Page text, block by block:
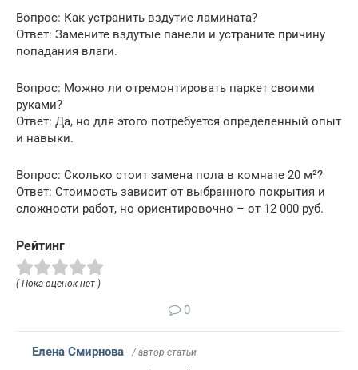
Вопрос: Как устранить вздутие ламината?
Ответ: Замените вздутые панели и устраните причину
попадания влаги.
Вопрос: Можно ли отремонтировать паркет своими
руками?
Ответ: Да, но для этого потребуется определенный опыт
и навыки.
Вопрос: Сколько стоит замена пола в комнате 20 м²?
Ответ: Стоимость зависит от выбранного покрытия и
сложности работ, но ориентировочно – от 12 000 руб.
Рейтинг
( Пока оценок нет )
0
Елена Смирнова / автор статьи